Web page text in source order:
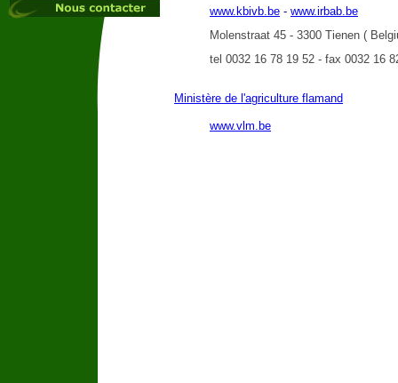
www.kbivb.be - www.irbab.be
Molenstraat 45 - 3300 Tienen (
tel 0032 16 78 19 52 - fax 0032 16
Ministère de l'agriculture flamand
www.vlm.be